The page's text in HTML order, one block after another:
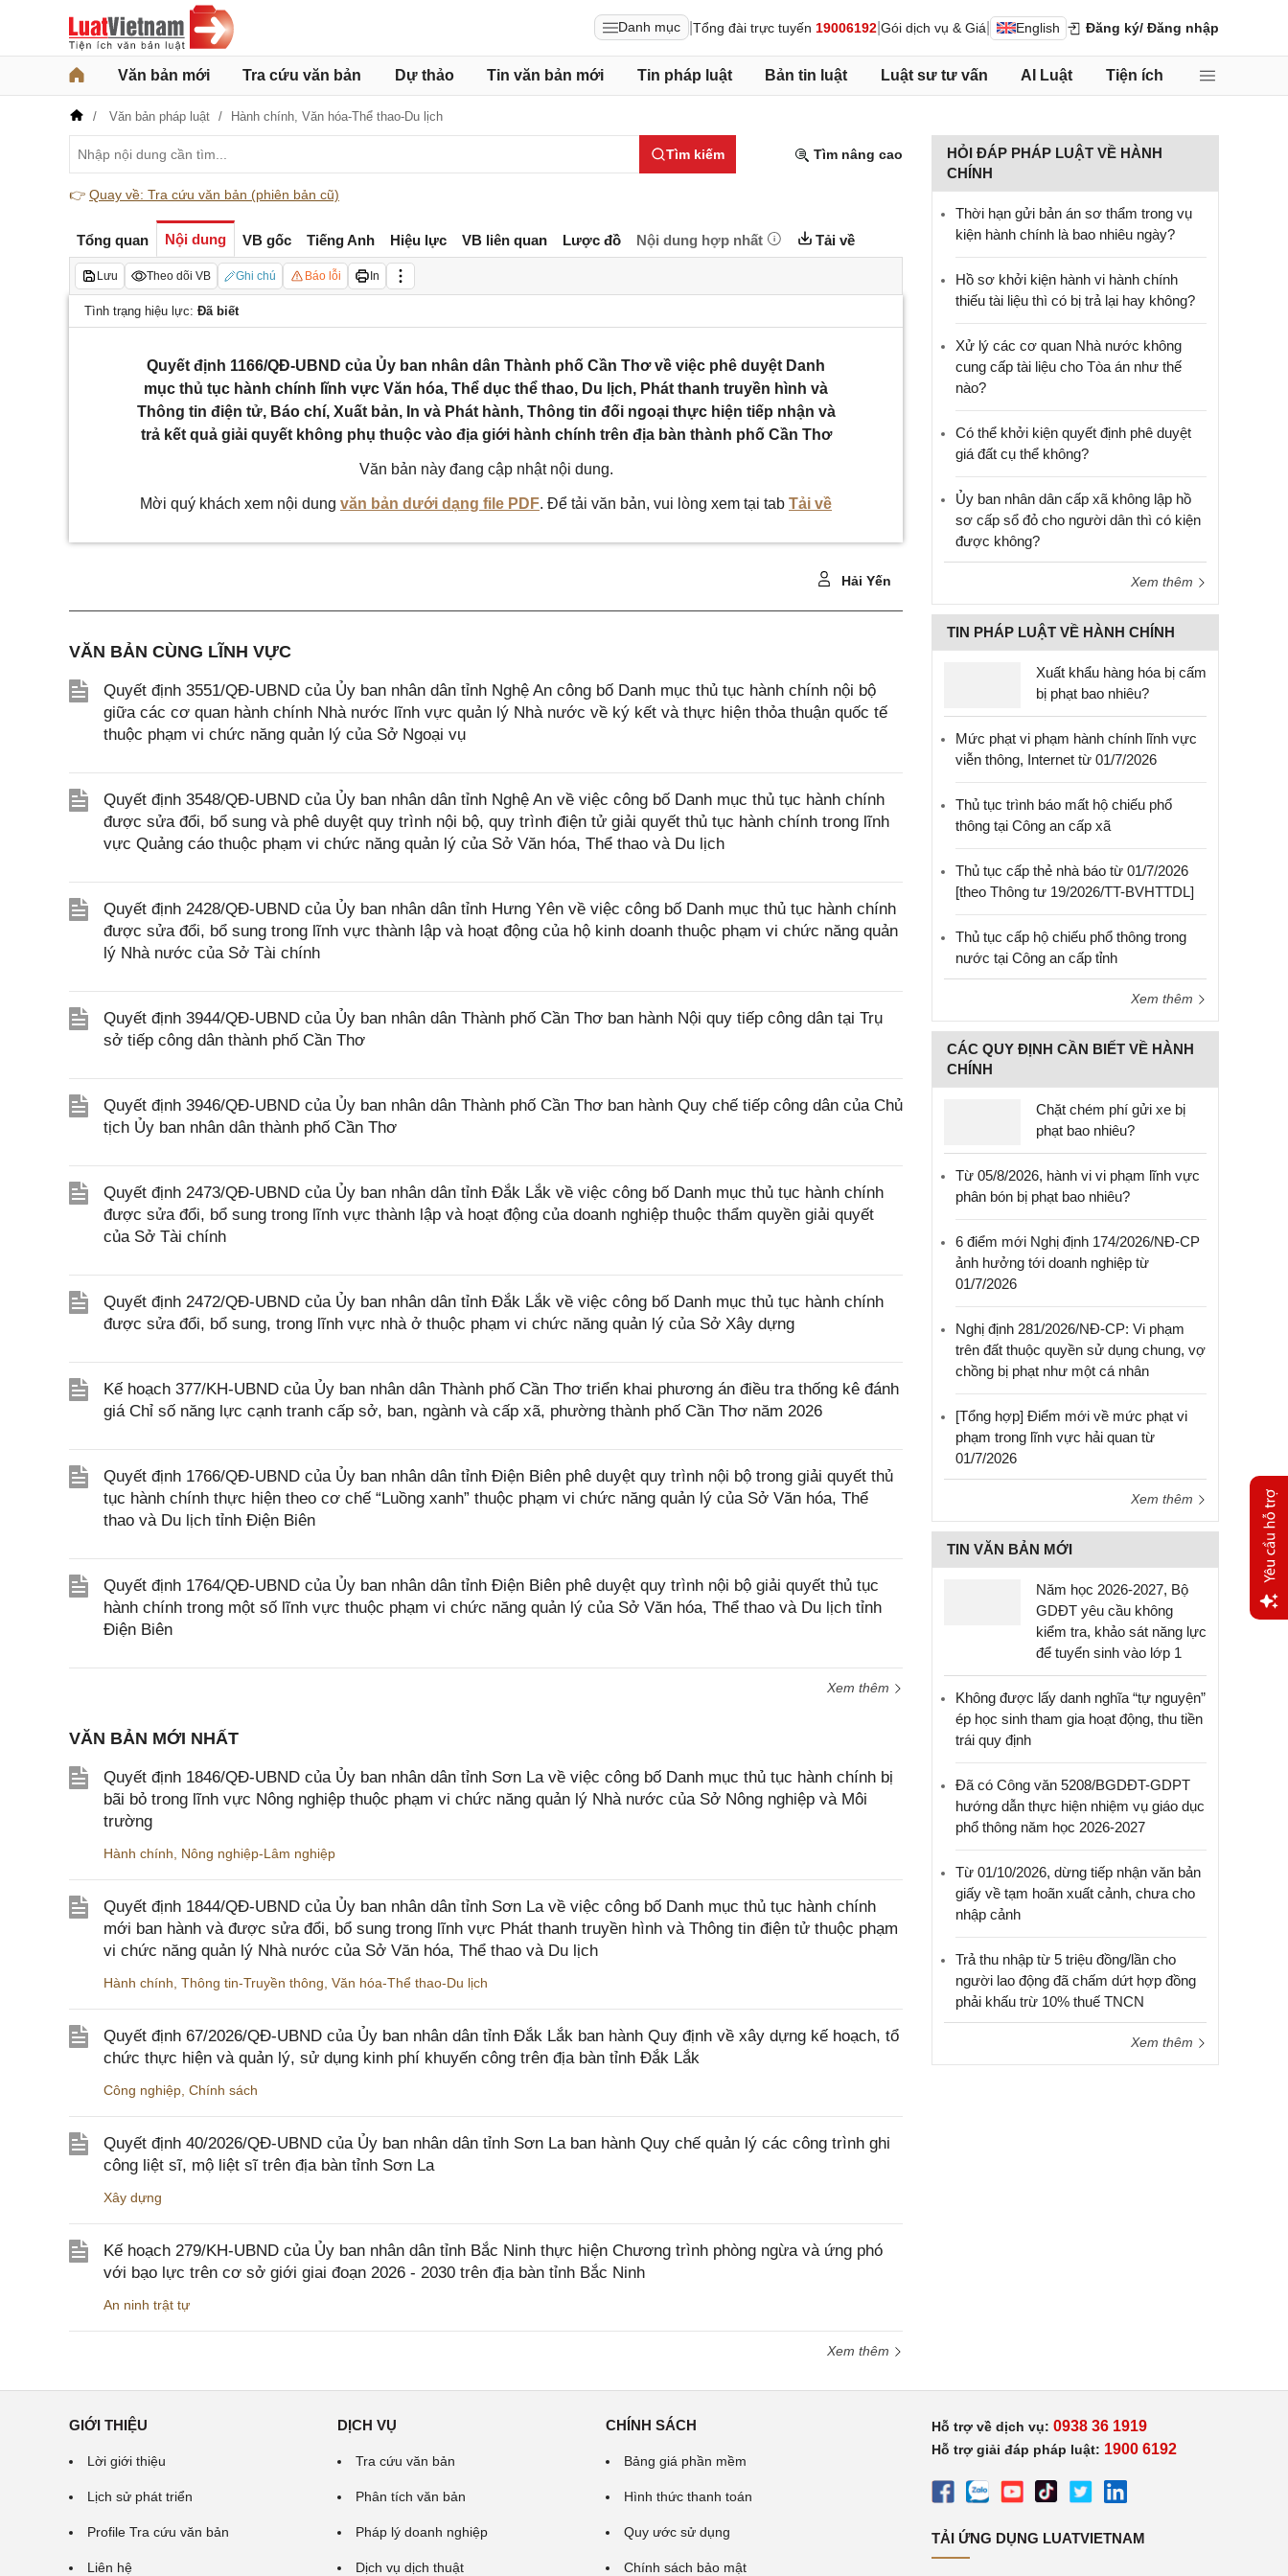
Danh mục Tổng đài trực tuyến 19006192 Gói dịch vụ & Giá English Đăng ký/ Đăng nhập
Văn bản mới Tra cứu văn bản Dự thảo Tin văn bản mới Tin pháp luật Bản tin luật Luật sư tư vấn AI Luật Tiện ích
Văn bản pháp luật Hành chính, Văn hóa-Thể thao-Du lịch
Tìm kiếm Tìm nâng cao
👉 Quay về: Tra cứu văn bản (phiên bản cũ)
Tổng quan Nội dung VB gốc Tiếng Anh Hiệu lực VB liên quan Lược đồ Nội dung hợp nhất Tải về
Lưu Theo dõi VB Ghi chú Báo lỗi In
Tình trạng hiệu lực: Đã biết
Quyết định 1166/QĐ-UBND của Ủy ban nhân dân Thành phố Cần Thơ về việc phê duyệt Danh
mục thủ tục hành chính lĩnh vực Văn hóa, Thể dục thể thao, Du lịch, Phát thanh truyền hình và
Thông tin điện tử, Báo chí, Xuất bản, In và Phát hành, Thông tin đối ngoại thực hiện tiếp nhận và
trả kết quả giải quyết không phụ thuộc vào địa giới hành chính trên địa bàn thành phố Cần Thơ
Văn bản này đang cập nhật nội dung.
Mời quý khách xem nội dung văn bản dưới dạng file PDF. Để tải văn bản, vui lòng xem tại tab Tải về
Hải Yến
VĂN BẢN CÙNG LĨNH VỰC
Quyết định 3551/QĐ-UBND của Ủy ban nhân dân tỉnh Nghệ An công bố Danh mục thủ tục hành chính nội bộ
giữa các cơ quan hành chính Nhà nước lĩnh vực quản lý Nhà nước về ký kết và thực hiện thỏa thuận quốc tế
thuộc phạm vi chức năng quản lý của Sở Ngoại vụ
Quyết định 3548/QĐ-UBND của Ủy ban nhân dân tỉnh Nghệ An về việc công bố Danh mục thủ tục hành chính
được sửa đổi, bổ sung và phê duyệt quy trình nội bộ, quy trình điện tử giải quyết thủ tục hành chính trong lĩnh
vực Quảng cáo thuộc phạm vi chức năng quản lý của Sở Văn hóa, Thể thao và Du lịch
Quyết định 2428/QĐ-UBND của Ủy ban nhân dân tỉnh Hưng Yên về việc công bố Danh mục thủ tục hành chính
được sửa đổi, bổ sung trong lĩnh vực thành lập và hoạt động của hộ kinh doanh thuộc phạm vi chức năng quản
lý Nhà nước của Sở Tài chính
Quyết định 3944/QĐ-UBND của Ủy ban nhân dân Thành phố Cần Thơ ban hành Nội quy tiếp công dân tại Trụ
sở tiếp công dân thành phố Cần Thơ
Quyết định 3946/QĐ-UBND của Ủy ban nhân dân Thành phố Cần Thơ ban hành Quy chế tiếp công dân của Chủ
tịch Ủy ban nhân dân thành phố Cần Thơ
Quyết định 2473/QĐ-UBND của Ủy ban nhân dân tỉnh Đắk Lắk về việc công bố Danh mục thủ tục hành chính
được sửa đổi, bổ sung trong lĩnh vực thành lập và hoạt động của doanh nghiệp thuộc thẩm quyền giải quyết
của Sở Tài chính
Quyết định 2472/QĐ-UBND của Ủy ban nhân dân tỉnh Đắk Lắk về việc công bố Danh mục thủ tục hành chính
được sửa đổi, bổ sung, trong lĩnh vực nhà ở thuộc phạm vi chức năng quản lý của Sở Xây dựng
Kế hoạch 377/KH-UBND của Ủy ban nhân dân Thành phố Cần Thơ triển khai phương án điều tra thống kê đánh
giá Chỉ số năng lực cạnh tranh cấp sở, ban, ngành và cấp xã, phường thành phố Cần Thơ năm 2026
Quyết định 1766/QĐ-UBND của Ủy ban nhân dân tỉnh Điện Biên phê duyệt quy trình nội bộ trong giải quyết thủ
tục hành chính thực hiện theo cơ chế “Luồng xanh” thuộc phạm vi chức năng quản lý của Sở Văn hóa, Thể
thao và Du lịch tỉnh Điện Biên
Quyết định 1764/QĐ-UBND của Ủy ban nhân dân tỉnh Điện Biên phê duyệt quy trình nội bộ giải quyết thủ tục
hành chính trong một số lĩnh vực thuộc phạm vi chức năng quản lý của Sở Văn hóa, Thể thao và Du lịch tỉnh
Điện Biên
Xem thêm
VĂN BẢN MỚI NHẤT
Quyết định 1846/QĐ-UBND của Ủy ban nhân dân tỉnh Sơn La về việc công bố Danh mục thủ tục hành chính bị
bãi bỏ trong lĩnh vực Nông nghiệp thuộc phạm vi chức năng quản lý Nhà nước của Sở Nông nghiệp và Môi
trường
Hành chính Nông nghiệp-Lâm nghiệp
Quyết định 1844/QĐ-UBND của Ủy ban nhân dân tỉnh Sơn La về việc công bố Danh mục thủ tục hành chính
mới ban hành và được sửa đổi, bổ sung trong lĩnh vực Phát thanh truyền hình và Thông tin điện tử thuộc phạm
vi chức năng quản lý Nhà nước của Sở Văn hóa, Thể thao và Du lịch
Hành chính Thông tin-Truyền thông Văn hóa-Thể thao-Du lịch
Quyết định 67/2026/QĐ-UBND của Ủy ban nhân dân tỉnh Đắk Lắk ban hành Quy định về xây dựng kế hoạch, tổ
chức thực hiện và quản lý, sử dụng kinh phí khuyến công trên địa bàn tỉnh Đắk Lắk
Công nghiệp Chính sách
Quyết định 40/2026/QĐ-UBND của Ủy ban nhân dân tỉnh Sơn La ban hành Quy chế quản lý các công trình ghi
công liệt sĩ, mộ liệt sĩ trên địa bàn tỉnh Sơn La
Xây dựng
Kế hoạch 279/KH-UBND của Ủy ban nhân dân tỉnh Bắc Ninh thực hiện Chương trình phòng ngừa và ứng phó
với bạo lực trên cơ sở giới giai đoạn 2026 - 2030 trên địa bàn tỉnh Bắc Ninh
An ninh trật tự
Xem thêm
HỎI ĐÁP PHÁP LUẬT VỀ HÀNH
CHÍNH
Thời hạn gửi bản án sơ thẩm trong vụ
kiện hành chính là bao nhiêu ngày?
Hồ sơ khởi kiện hành vi hành chính
thiếu tài liệu thì có bị trả lại hay không?
Xử lý các cơ quan Nhà nước không
cung cấp tài liệu cho Tòa án như thế
nào?
Có thể khởi kiện quyết định phê duyệt
giá đất cụ thể không?
Ủy ban nhân dân cấp xã không lập hồ
sơ cấp sổ đỏ cho người dân thì có kiện
được không?
Xem thêm
TIN PHÁP LUẬT VỀ HÀNH CHÍNH
Xuất khẩu hàng hóa bị cấm
bị phạt bao nhiêu?
Mức phạt vi phạm hành chính lĩnh vực
viễn thông, Internet từ 01/7/2026
Thủ tục trình báo mất hộ chiếu phổ
thông tại Công an cấp xã
Thủ tục cấp thẻ nhà báo từ 01/7/2026
[theo Thông tư 19/2026/TT-BVHTTDL]
Thủ tục cấp hộ chiếu phổ thông trong
nước tại Công an cấp tỉnh
Xem thêm
CÁC QUY ĐỊNH CẦN BIẾT VỀ HÀNH
CHÍNH
Chặt chém phí gửi xe bị
phạt bao nhiêu?
Từ 05/8/2026, hành vi vi phạm lĩnh vực
phân bón bị phạt bao nhiêu?
6 điểm mới Nghị định 174/2026/NĐ-CP
ảnh hưởng tới doanh nghiệp từ
01/7/2026
Nghị định 281/2026/NĐ-CP: Vi phạm
trên đất thuộc quyền sử dụng chung, vợ
chồng bị phạt như một cá nhân
[Tổng hợp] Điểm mới về mức phạt vi
phạm trong lĩnh vực hải quan từ
01/7/2026
Xem thêm
TIN VĂN BẢN MỚI
Năm học 2026-2027, Bộ
GDĐT yêu cầu không
kiểm tra, khảo sát năng lực
để tuyển sinh vào lớp 1
Không được lấy danh nghĩa “tự nguyện”
ép học sinh tham gia hoạt động, thu tiền
trái quy định
Đã có Công văn 5208/BGDĐT-GDPT
hướng dẫn thực hiện nhiệm vụ giáo dục
phổ thông năm học 2026-2027
Từ 01/10/2026, dừng tiếp nhận văn bản
giấy về tạm hoãn xuất cảnh, chưa cho
nhập cảnh
Trả thu nhập từ 5 triệu đồng/lần cho
người lao động đã chấm dứt hợp đồng
phải khấu trừ 10% thuế TNCN
Xem thêm
GIỚI THIỆU
Lời giới thiệu
Lịch sử phát triển
Profile Tra cứu văn bản
Liên hệ
DỊCH VỤ
Tra cứu văn bản
Phân tích văn bản
Pháp lý doanh nghiệp
Dịch vụ dịch thuật
CHÍNH SÁCH
Bảng giá phần mềm
Hình thức thanh toán
Quy ước sử dụng
Chính sách bảo mật
Hỗ trợ về dịch vụ: 0938 36 1919
Hỗ trợ giải đáp pháp luật: 1900 6192
TẢI ỨNG DỤNG LUATVIETNAM